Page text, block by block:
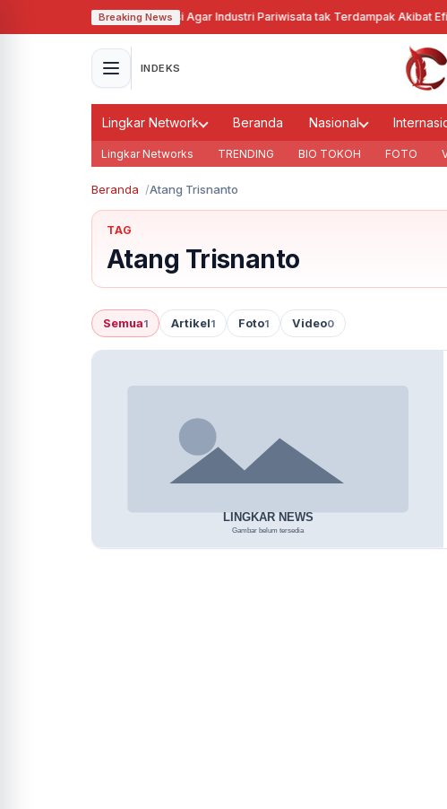
Breaking News
Pj Gubernur Jabar Cari Solusi Agar Industri Pariwisata tak Terdampak Akibat
INDEKS
Lingkar Network Beranda Nasional
Lingkar Networks TRENDING BIO TOKOH FOTO
Beranda Atang Trisnanto
TAG
Atang Trisnanto
Semua1 Artikel1 Foto1 Video0